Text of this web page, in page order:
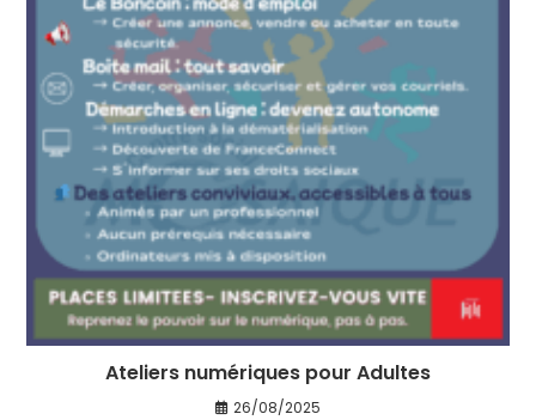
Ateliers numériques pour Adultes
26/08/2025